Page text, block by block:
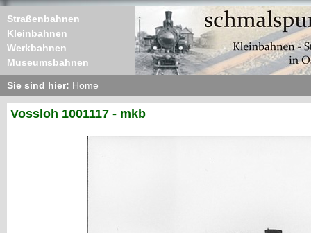
Straßenbahnen
Kleinbahnen
Werkbahnen
Museumsbahnen
Sie sind hier: Home
Vossloh 1001117 - mkb